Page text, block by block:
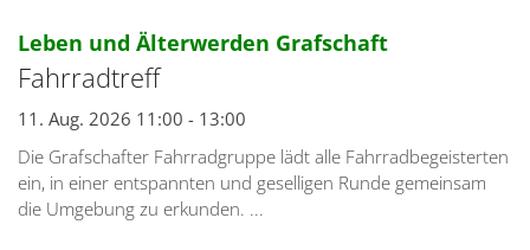
Leben und Älterwerden Grafschaft:
Fahrradtreff
11. Aug. 2026 11:00 - 13:00
Die Grafschafter Fahrradgruppe lädt alle Fahrradbegeisterten
ein, in einer entspannten und geselligen Runde gemeinsam
die Umgebung zu erkunden. ...